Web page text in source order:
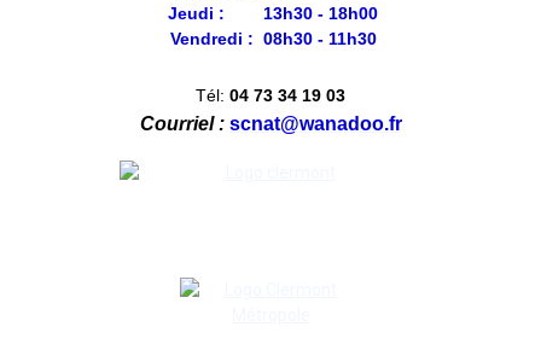
Jeudi : 13h30 - 18h00
Vendredi : 08h30 - 11h30
Tél: 04 73 34 19 03
Courriel : scnat@wanadoo.fr